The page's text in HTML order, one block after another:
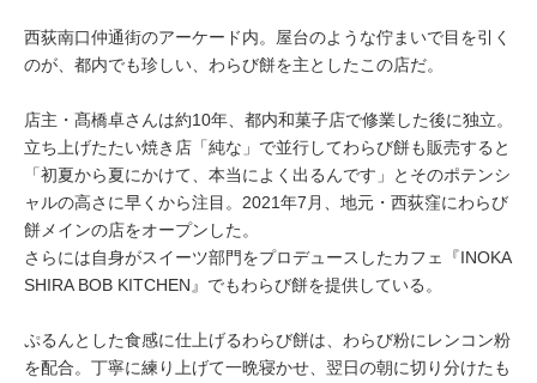
西荻南口仲通街のアーケード内。屋台のような佇まいで目を引く
のが、都内でも珍しい、わらび餅を主としたこの店だ。
店主・髙橋卓さんは約10年、都内和菓子店で修業した後に独立。
立ち上げたたい焼き店「純な」で並行してわらび餅も販売すると
「初夏から夏にかけて、本当によく出るんです」とそのポテンシ
ャルの高さに早くから注目。2021年7月、地元・西荻窪にわらび
餅メインの店をオープンした。
さらには自身がスイーツ部門をプロデュースしたカフェ『INOKA
SHIRA BOB KITCHEN』でもわらび餅を提供している。
ぷるんとした食感に仕上げるわらび餅は、わらび粉にレンコン粉
を配合。丁寧に練り上げて一晩寝かせ、翌日の朝に切り分けたも